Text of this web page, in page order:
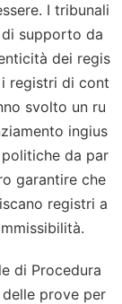
I tribunali
supporto da
dei regis
registri di cont
svolto un ru
ingius
da par
garantire che
registri a
di Procedura
prove per